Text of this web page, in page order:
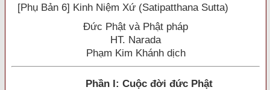
[Phụ Bản 6] Kinh Niệm Xứ (Satipatthana Sutta)
Đức Phật và Phật pháp
HT. Narada
Phạm Kim Khánh dịch
Phần I: Cuộc đời đức Phật